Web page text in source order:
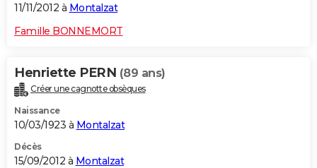
11/11/2012 à Montalzat
Famille BONNEMORT
Henriette PERN (89 ans)
Créer une cagnotte obsèques
Naissance
10/03/1923 à Montalzat
Décès
15/09/2012 à Montalzat